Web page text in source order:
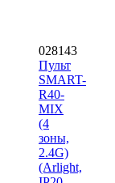
028143
Пульт
SMART-
R40-
MIX
(4
зоны,
2.4G)
(Arlight,